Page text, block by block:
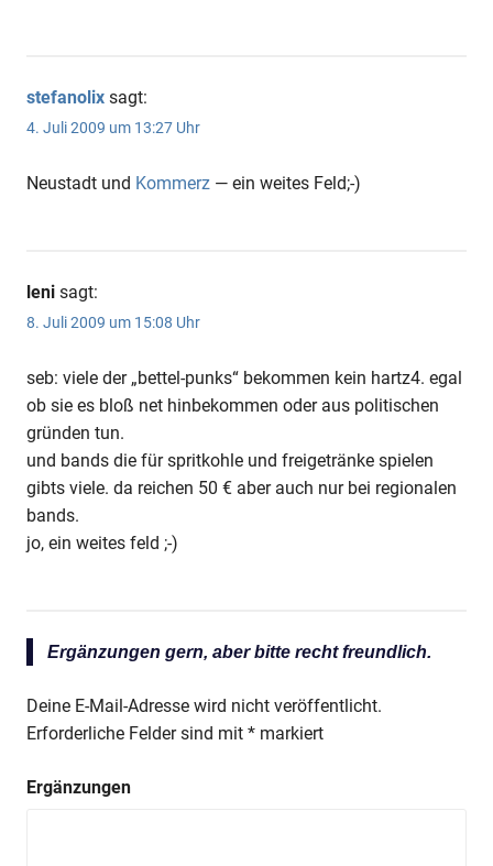
stefanolix sagt:
4. Juli 2009 um 13:27 Uhr
Neustadt und Kommerz — ein weites Feld;-)
leni sagt:
8. Juli 2009 um 15:08 Uhr
seb: viele der „bettel-punks“ bekommen kein hartz4. egal
ob sie es bloß net hinbekommen oder aus politischen
gründen tun.
und bands die für spritkohle und freigetränke spielen
gibts viele. da reichen 50 € aber auch nur bei regionalen
bands.
jo, ein weites feld ;-)
Ergänzungen gern, aber bitte recht freundlich.
Deine E-Mail-Adresse wird nicht veröffentlicht.
Erforderliche Felder sind mit * markiert
Ergänzungen